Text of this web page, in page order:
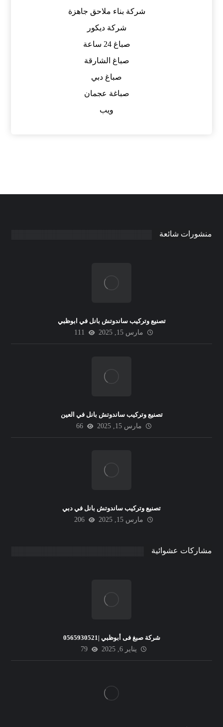
شركة بناء ملاحق جاهزة
شركة ديكور
صباغ 24 ساعة
صباغ الشارقة
صباغ دبي
صباغة عجمان
ويب
منشورات شائعة
تصنيع وتركيب ساندوتش بانل في ابوظبي
مارس 15, 2025
111
تصنيع وتركيب ساندوتش بانل في العين
مارس 15, 2025
66
تصنيع وتركيب ساندوتش بانل في دبي
مارس 15, 2025
206
مشاركات عشوائية
شركة صبغ فى أبوظبي |0565930521
يناير 6, 2025
79